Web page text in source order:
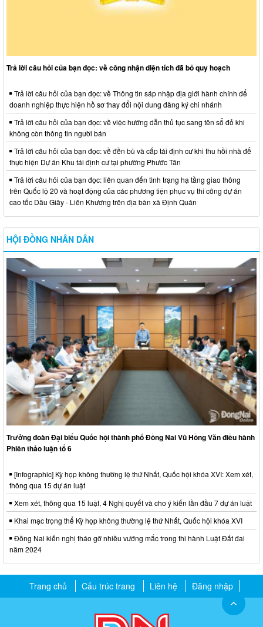
Trả lời câu hỏi của bạn đọc: về công nhận diện tích đã bỏ quy hoạch
Trả lời câu hỏi của bạn đọc: về Thông tin sáp nhập địa giới hành chính để
doanh nghiệp thực hiện hồ sơ thay đổi nội dung đăng ký chi nhánh
Trả lời câu hỏi của bạn đọc: về việc hướng dẫn thủ tục sang tên sổ đỏ khi
không còn thông tin người bán
Trả lời câu hỏi của bạn đọc: về đền bù và cấp tái định cư khi thu hồi nhà để
thực hiện Dự án Khu tái định cư tại phường Phước Tân
Trả lời câu hỏi của bạn đọc: liên quan đến tình trạng hạ tầng giao thông
trên Quốc lộ 20 và hoạt động của các phương tiện phục vụ thi công dự án
cao tốc Dầu Giây - Liên Khương trên địa bàn xã Định Quán
HỘI ĐỒNG NHÂN DÂN
Trưởng đoàn Đại biểu Quốc hội thành phố Đồng Nai Vũ Hồng Văn điều hành
Phiên thảo luận tổ 6
[Infographic] Kỳ họp không thường lệ thứ Nhất, Quốc hội khóa XVI: Xem xét,
thông qua 15 dự án luật
Xem xét, thông qua 15 luật, 4 Nghị quyết và cho ý kiến lần đầu 7 dự án luật
Khai mạc trọng thể Kỳ họp không thường lệ thứ Nhất, Quốc hội khóa XVI
Đồng Nai kiến nghị tháo gỡ nhiều vướng mắc trong thi hành Luật Đất đai
năm 2024
Trang chủ Cấu trúc trang Liên hệ Đăng nhập